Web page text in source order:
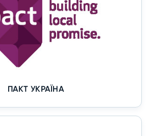
ПАКТ УКРАЇНА